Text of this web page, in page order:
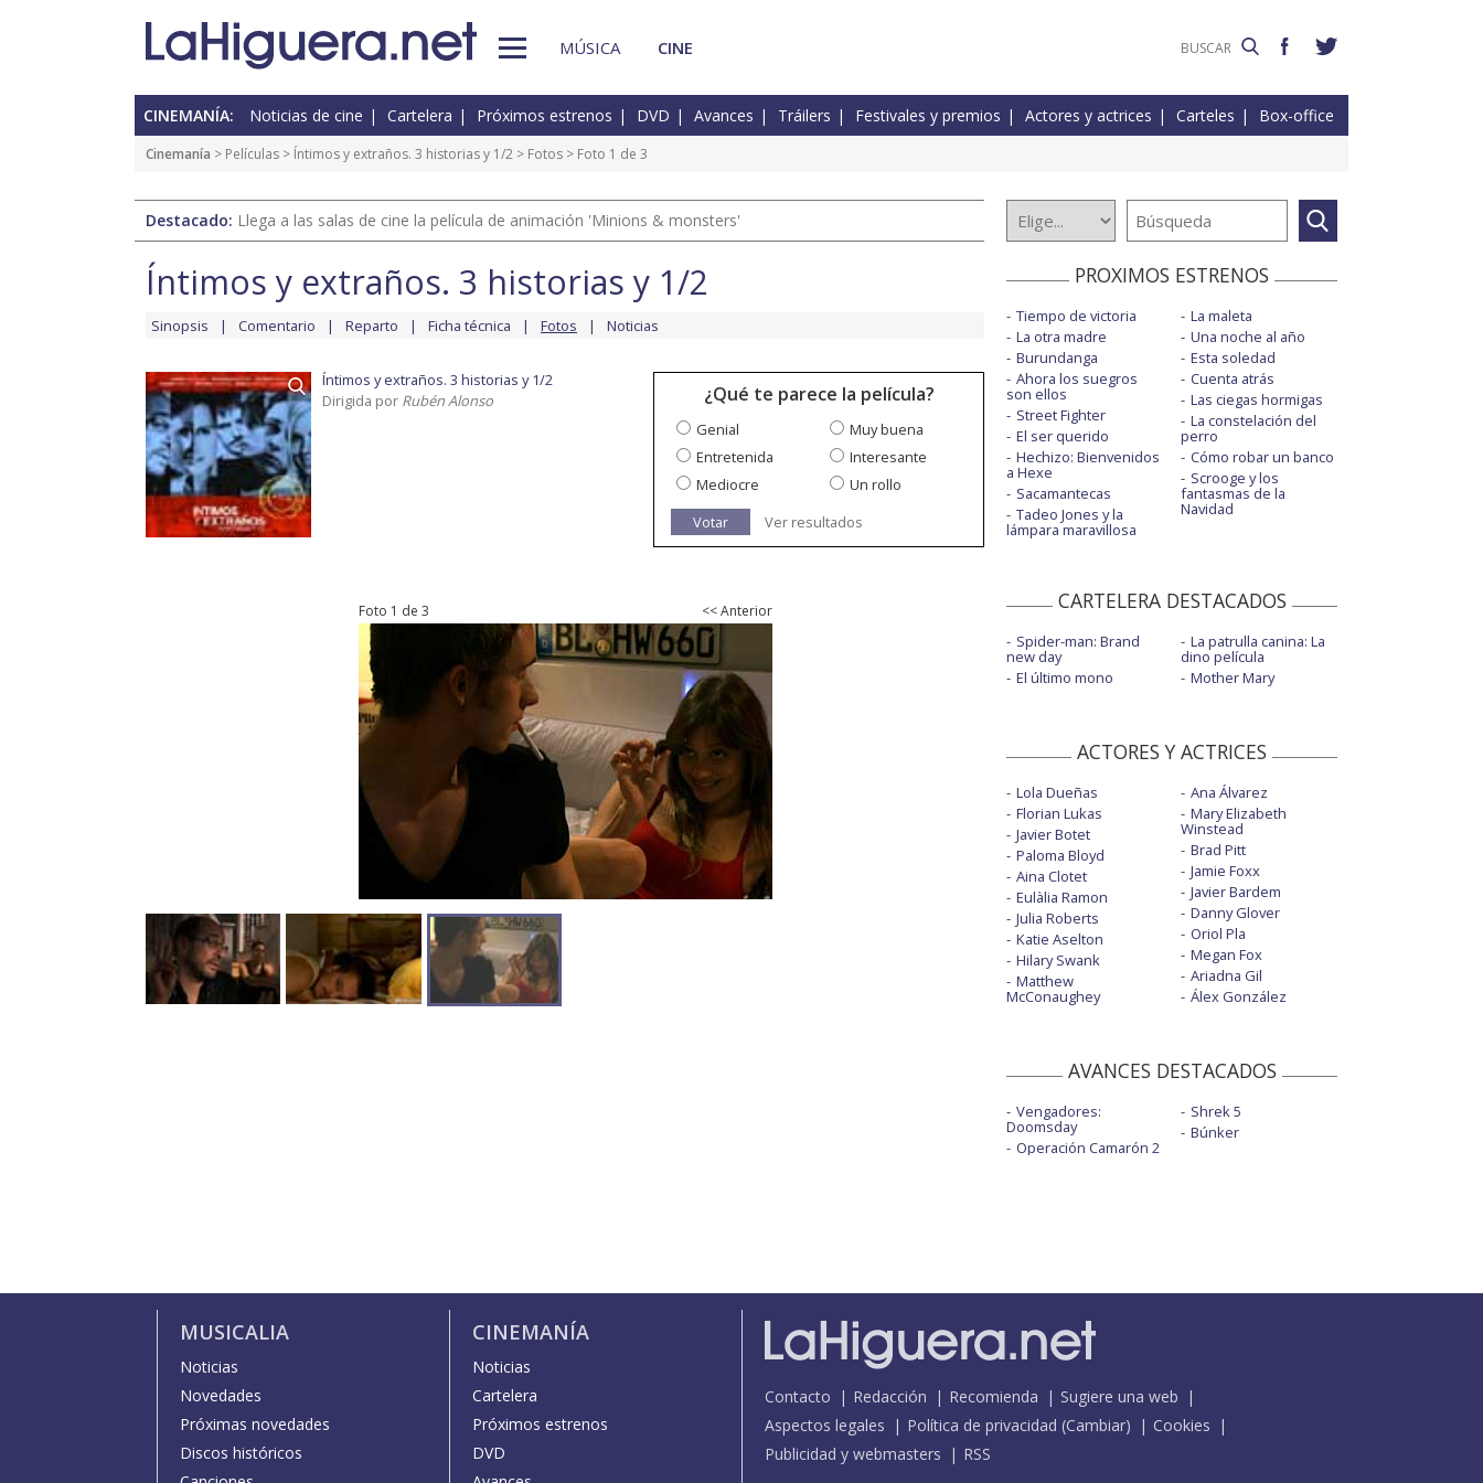
MÚSICA CINE
CINEMANÍA: Noticias de cine Cartelera Próximos estrenos DVD Avances Tráilers Festivales y premios Actores y actrices Carteles Box-office
Cinemanía > Películas > Íntimos y extraños. 3 historias y 1/2 > Fotos > Foto 1 de 3
Destacado: Llega a las salas de cine la película de animación 'Minions & monsters'
Íntimos y extraños. 3 historias y 1/2
Sinopsis Comentario Reparto Ficha técnica Fotos Noticias
Íntimos y extraños. 3 historias y 1/2
Dirigida por Rubén Alonso ¿Qué te parece la película?
Genial
Muy buena
Entretenida
Interesante
Mediocre
Un rollo
Votar
Ver resultados
Foto 1 de 3 << Anterior
PROXIMOS ESTRENOS
Tiempo de victoria
La otra madre
Burundanga
Ahora los suegros
son ellos
Street Fighter
El ser querido
Hechizo: Bienvenidos
a Hexe
Sacamantecas
Tadeo Jones y la
lámpara maravillosa
La maleta
Una noche al año
Esta soledad
Cuenta atrás
Las ciegas hormigas
La constelación del
perro
Cómo robar un banco
Scrooge y los
fantasmas de la
Navidad
CARTELERA DESTACADOS
Spider-man: Brand
new day
El último mono
La patrulla canina: La
dino película
Mother Mary
ACTORES Y ACTRICES
Lola Dueñas
Florian Lukas
Javier Botet
Paloma Bloyd
Aina Clotet
Eulàlia Ramon
Julia Roberts
Katie Aselton
Hilary Swank
Matthew
McConaughey
Ana Álvarez
Mary Elizabeth
Winstead
Brad Pitt
Jamie Foxx
Javier Bardem
Danny Glover
Oriol Pla
Megan Fox
Ariadna Gil
Álex González
AVANCES DESTACADOS
Vengadores:
Doomsday
Operación Camarón 2
Shrek 5
Búnker
MUSICALIA
Noticias
Novedades
Próximas novedades
Discos históricos
CINEMANÍA
Noticias
Cartelera
Próximos estrenos
DVD
Contacto Redacción Recomienda
Sugiere una web
Aspectos legales
Política de privacidad (Cambiar)
Cookies
Publicidad y webmasters
RSS